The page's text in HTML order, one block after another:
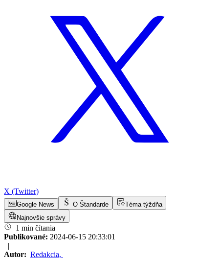
X (Twitter)
Google News O Štandarde
Téma týždňa
Najnovšie správy
1 min čítania
Publikované: 2024-06-15 20:33:01
|
Autor: Redakcia,